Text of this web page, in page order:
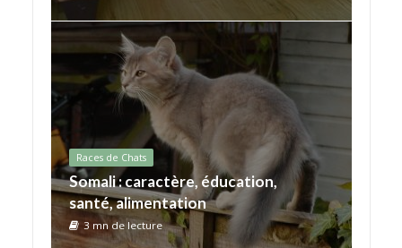
Races de Chats
Somali : caractère, éducation,
santé, alimentation
3 mn de lecture